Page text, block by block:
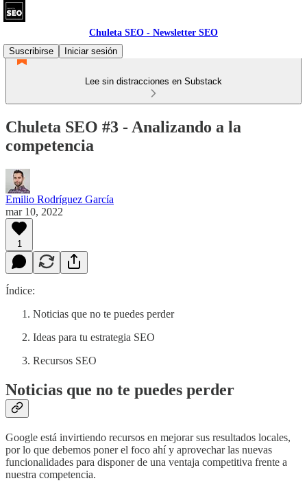
Chuleta SEO - Newsletter SEO
Suscribirse
Iniciar sesión
Lee sin distracciones en Substack
Chuleta SEO #3 - Analizando a la
competencia
Emilio Rodríguez García
mar 10, 2022
1
Índice:
Noticias que no te puedes perder
Ideas para tu estrategia SEO
Recursos SEO
Noticias que no te puedes perder
Google está invirtiendo recursos en mejorar sus resultados locales,
por lo que debemos poner el foco ahí y aprovechar las nuevas
funcionalidades para disponer de una ventaja competitiva frente a
nuestra competencia.